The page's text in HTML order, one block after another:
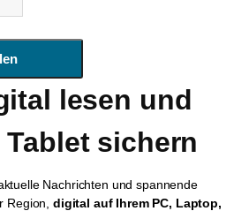
lesen und
sichern
Nachrichten und spannende
Region, digital auf Ihrem PC, Laptop,